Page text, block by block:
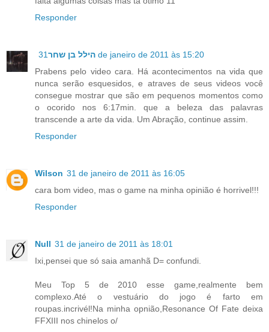
Responder
הילל בן שחר 31 de janeiro de 2011 às 15:20
Prabens pelo video cara. Há acontecimentos na vida que
nunca serão esquesidos, e atraves de seus videos você
consegue mostrar que são em pequenos momentos como
o ocorido nos 6:17min. que a beleza das palavras
transcende a arte da vida. Um Abração, continue assim.
Responder
Wilson 31 de janeiro de 2011 às 16:05
cara bom video, mas o game na minha opinião é horrivel!!!
Responder
Null 31 de janeiro de 2011 às 18:01
Ixi,pensei que só saia amanhã D= confundi.
Meu Top 5 de 2010 esse game,realmente bem
complexo.Até o vestuário do jogo é farto em
roupas.incrivél!Na minha opnião,Resonance Of Fate deixa
FFXIII nos chinelos o/